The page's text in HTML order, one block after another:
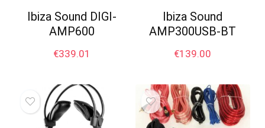
Ibiza Sound DIGI-
AMP600
€339.01
Ibiza Sound
AMP300USB-BT
€139.00